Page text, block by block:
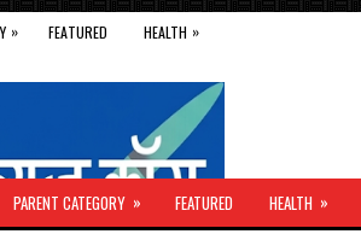
» FEATURED HEALTH »
PARENT CATEGORY » FEATURED HEALTH »